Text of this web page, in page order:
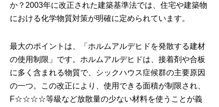
か？2003年に改正された建築基準法では、住宅や建築物
における化学物質対策が明確に定められています。
最大のポイントは、「ホルムアルデヒドを発散する建材
の使用制限」です。ホルムアルデヒドは、接着剤や合板
に多く含まれる物質で、シックハウス症候群の主要原因
の一つ。この改正により、使用できる面積が制限され、
F☆☆☆☆等級など放散量の少ない材料を使うことが義